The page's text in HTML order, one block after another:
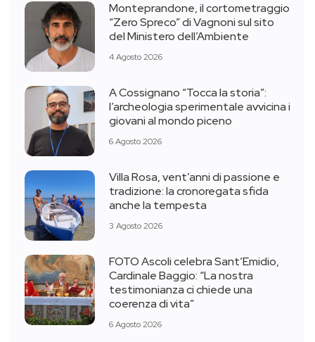
Monteprandone, il cortometraggio
“Zero Spreco” di Vagnoni sul sito
del Ministero dell’Ambiente
4 Agosto 2026
A Cossignano “Tocca la storia”:
l’archeologia sperimentale avvicina i
giovani al mondo piceno
6 Agosto 2026
Villa Rosa, vent’anni di passione e
tradizione: la cronoregata sfida
anche la tempesta
3 Agosto 2026
FOTO Ascoli celebra Sant’Emidio,
Cardinale Baggio: “La nostra
testimonianza ci chiede una
coerenza di vita”
6 Agosto 2026